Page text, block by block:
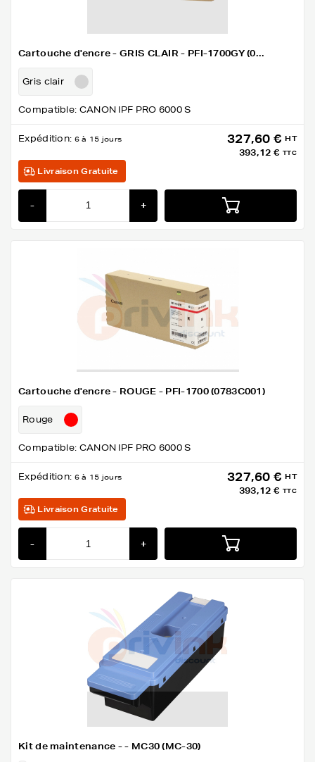
Cartouche d'encre - GRIS CLAIR - PFI-1700GY (0...
Gris clair
Compatible: CANON IPF PRO 6000 S
Expédition: 6 à 15 jours 327,60 € HT
393,12 € TTC
Livraison Gratuite
- +
Cartouche d'encre - ROUGE - PFI-1700 (0783C001)
Rouge
Compatible: CANON IPF PRO 6000 S
Expédition: 6 à 15 jours 327,60 € HT
393,12 € TTC
Livraison Gratuite
- +
Kit de maintenance - - MC30 (MC-30)